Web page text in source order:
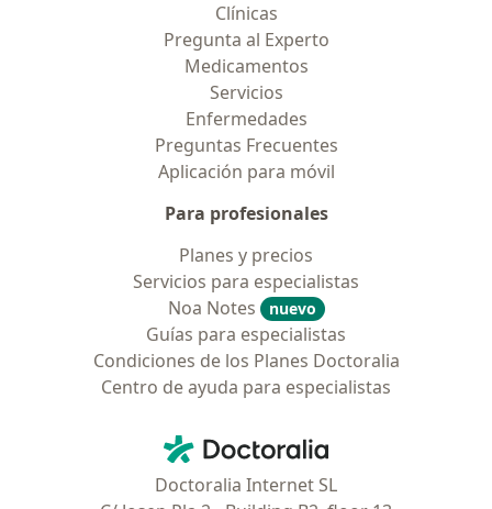
Clínicas
Pregunta al Experto
Medicamentos
Servicios
Enfermedades
Preguntas Frecuentes
Aplicación para móvil
Para profesionales
Planes y precios
Servicios para especialistas
Noa Notes
nuevo
Guías para especialistas
Condiciones de los Planes Doctoralia
Centro de ayuda para especialistas
Doctoralia - Página de inicio
Doctoralia Internet SL